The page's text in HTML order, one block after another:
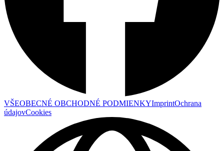
VŠEOBECNÉ OBCHODNÉ PODMIENKYImprintOchrana
údajovCookies